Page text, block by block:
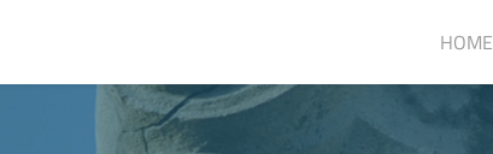
HOME